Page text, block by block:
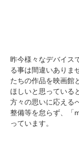
昨今様々なデバイス
る事は間違いありま
たちの作品を映画館
ほしいと思っている
方々の思いに応える
整備等を怠らず、「
っています。